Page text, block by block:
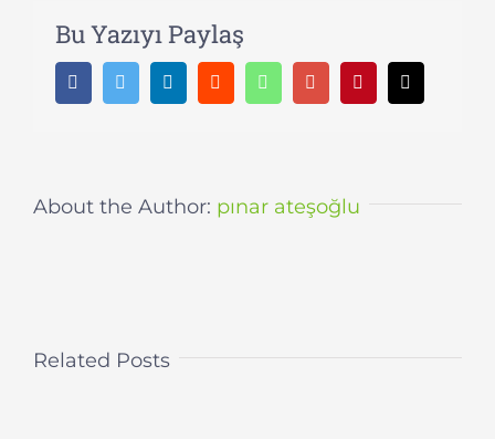
Bu Yazıyı Paylaş
FacebookTwitter LinkedInReddit WhatsappGoogle+Pinterest
About the Author: pınar ateşoğlu
Related Posts